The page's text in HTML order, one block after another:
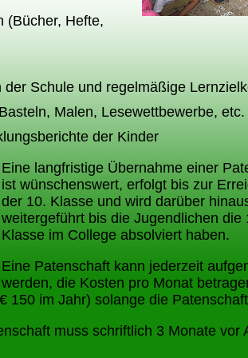
(Bücher, Hefte,
Schule und regelmäßige
Malen, Lesewettbewerbe, etc.
der Kinder
Eine langfristige Übernahme einer
ist wünschenswert, erfolgt bis zur
der 10. Klasse und wird darüber
weitergeführt bis die Jugendlichen die
Klasse im College absolviert haben.
Eine Patenschaft kann jederzeit
werden, die Kosten pro Monat
150 im Jahr) solange die
muss schriftlich 3 Monate vor